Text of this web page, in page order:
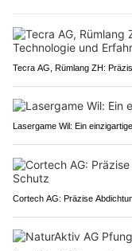
Tecra AG, Rümlang ZH:
Lasergame Wil: Ein
Cortech AG: Präzise